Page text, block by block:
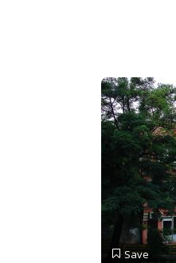
Save